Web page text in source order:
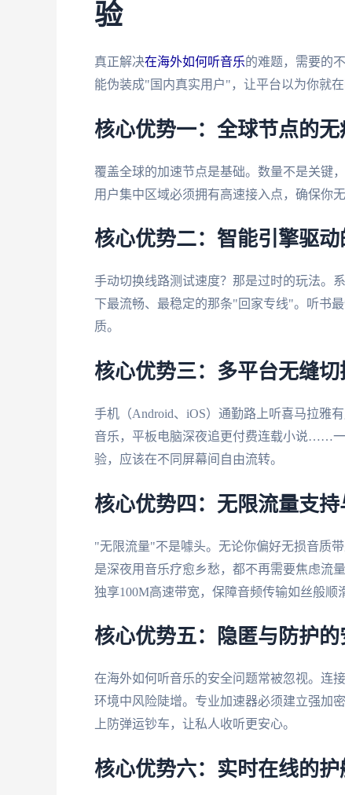
验
真正解决在海外如何听音乐的难题，需要的
能伪装成"国内真实用户"，让平台以为你就在
核心优势一：全球节点的无
覆盖全球的加速节点是基础。数量不是关键
用户集中区域必须拥有高速接入点，确保你
核心优势二：智能引擎驱
手动切换线路测试速度？那是过时的玩法。
下最流畅、最稳定的那条"回家专线"。听书
质。
核心优势三：多平台无缝切
手机（Android、iOS）通勤路上听喜马拉雅
音乐，平板电脑深夜追更付费连载小说……
验，应该在不同屏幕间自由流转。
核心优势四：无限流量支
"无限流量"不是噱头。无论你偏好无损音质
是深夜用音乐疗愈乡愁，都不再需要焦虑流
独享100M高速带宽，保障音频传输如丝般顺
核心优势五：隐匿与防护的
在海外如何听音乐的安全问题常被忽视。连
环境中风险陡增。专业加速器必须建立强加
上防弹运钞车，让私人收听更安心。
核心优势六：实时在线的护